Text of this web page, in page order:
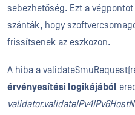
sebezhetőség. Ezt a
szánták, hogy
frissítsenek az eszközön.
A hiba a
érvényesítési logikájából